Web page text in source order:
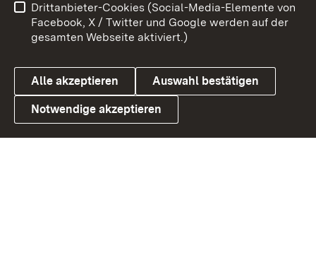
Link zum Landesportal
Barrierefreiheit
Datenschutz
Cookies
Drittanbieter-Cookies (Social-Media-Elemente von
Facebook, X / Twitter und Google werden auf der
gesamten Webseite aktiviert.)
Alle akzeptieren Auswahl bestätigen
Notwendige akzeptieren